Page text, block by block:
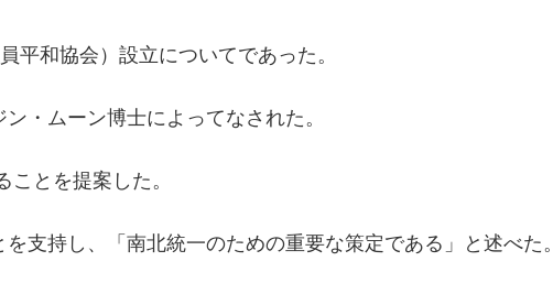
平和協会）設立についてであった。
・ムーン博士によってなされた。
とを提案した。
支持し、「南北統一のための重要な策定である」と述べた。